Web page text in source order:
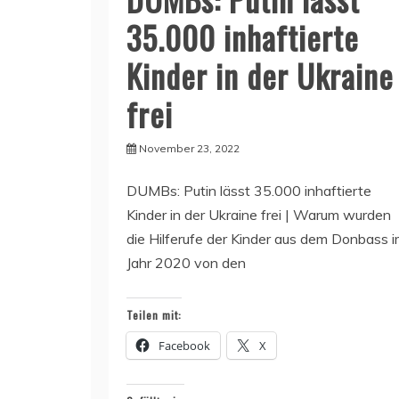
35.000 inhaftierte
Kinder in der Ukraine
frei
November 23, 2022
DUMBs: Putin lässt 35.000 inhaftierte
Kinder in der Ukraine frei | Warum wurden
die Hilferufe der Kinder aus dem Donbass
Jahr 2020 von den
Teilen mit:
Facebook X